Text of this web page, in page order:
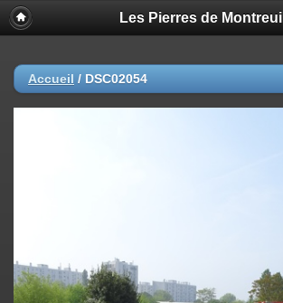
Les Pierres de Montreuil
Accueil / DSC02054